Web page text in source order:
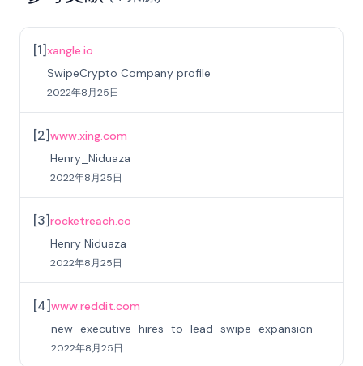
[1]xangle.io
SwipeCrypto Company profile
2022年8月25日
[2]www.xing.com
Henry_Niduaza
2022年8月25日
[3]rocketreach.co
Henry Niduaza
2022年8月25日
[4]www.reddit.com
new_executive_hires_to_lead_swipe_expansion
2022年8月25日